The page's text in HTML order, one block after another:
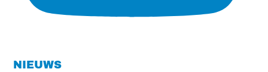
NIEUWS